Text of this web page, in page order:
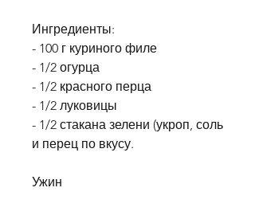
Ингредиенты:
- 100 г куриного филе
- 1/2 огурца
- 1/2 красного перца
- 1/2 луковицы
- 1/2 стакана зелени (укроп, соль
и перец по вкусу.
Ужин